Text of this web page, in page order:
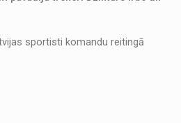
sportisti komandu reitingā